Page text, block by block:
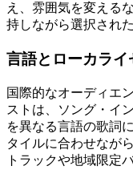
え、雰囲気を変える
持しながら選択され
言語とローカライ
国際的なオーディエ
ストは、ソング・イ
を異なる言語の歌詞
タイルに合わせなが
トラックや地域限定